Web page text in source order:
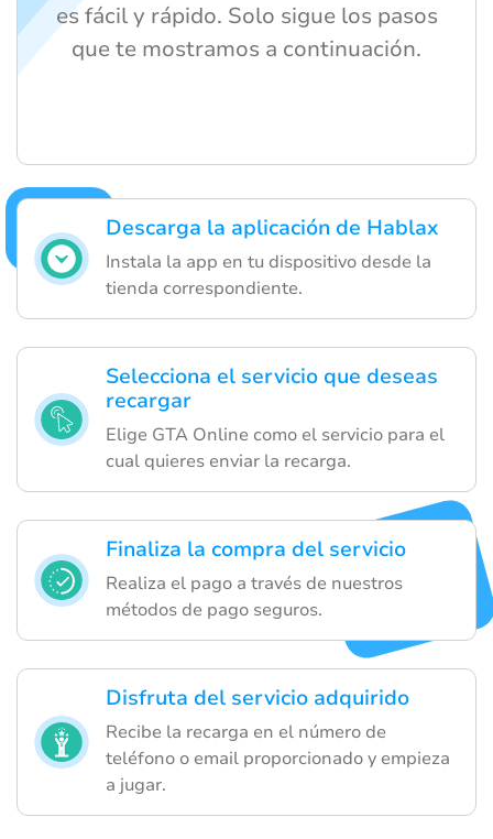
Descarga la aplicación de Hablax
Instala la app en tu dispositivo desde la
tienda correspondiente.
Selecciona el servicio que deseas
recargar
Elige GTA Online como el servicio para el
cual quieres enviar la recarga.
Finaliza la compra del servicio
Realiza el pago a través de nuestros
métodos de pago seguros.
Disfruta del servicio adquirido
Recibe la recarga en el número de
teléfono o email proporcionado y empieza
a jugar.
es fácil y rápido. Solo sigue los pasos
que te mostramos a continuación.